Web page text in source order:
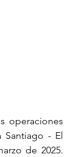
operaciones
- El
de 2025.